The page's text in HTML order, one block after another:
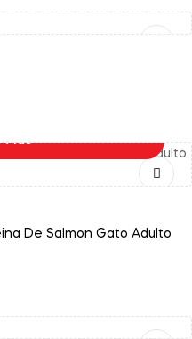
Más
De Salmon Gato Adulto